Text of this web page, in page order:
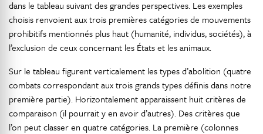
dans le tableau suivant des grandes perspectives. Les exemples
choisis renvoient aux trois premières catégories de mouvements
prohibitifs mentionnés plus haut (humanité, individus, sociétés), à
l’exclusion de ceux concernant les États et les animaux.
Sur le tableau figurent verticalement les types d’abolition (quatre
combats correspondant aux trois grands types définis dans notre
première partie). Horizontalement apparaissent huit critères de
comparaison (il pourrait y en avoir d’autres). Des critères que
l’on peut classer en quatre catégories. La première (colonnes